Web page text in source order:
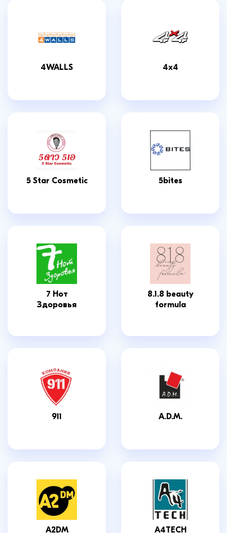
4WALLS 4х4
5 Star Cosmetic 5bites
7 Нот
Здоровья
8.1.8 beauty
formula
911 A.D.M.
A2DM A4TECH